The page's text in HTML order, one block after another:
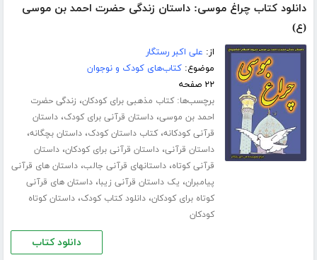
دانلود کتاب چراغ موسی: داستان زندگی حضرت احمد بن موسی
(ع)
از: علی اکبر رستگار
موضوع:کتاب‌های کودک و نوجوان
۲۲ صفحه
برچسب‌ها:کتاب مذهبی برای کودکان، زندگی حضرت
احمد بن موسی،داستان قرآنی برای کودک،داستان
قرآنی کودکانه،کتاب داستان کودک،داستان بچگانه،
داستان قرآنی،داستان قرآنی برای کودکان،داستان
قرآنی کوتاه،داستانهای قرآنی جالب،داستان های قرآنی
پیامبران، یک داستان قرآنی زیبا،داستان های قرآنی
کوتاه برای کودکان،دانلود کتاب کودک،داستان کوتاه
کودکان
دانلود کتاب